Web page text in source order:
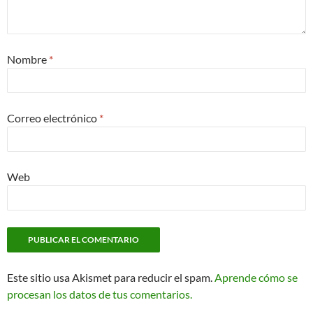
Nombre *
Correo electrónico *
Web
Este sitio usa Akismet para reducir el spam.Aprende cómo se
procesan los datos de tus comentarios.